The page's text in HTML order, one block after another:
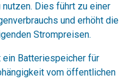
Dies führt zu einer
und erhöht die
Strompreisen.
ein Batteriespeicher für
vom öffentlichen